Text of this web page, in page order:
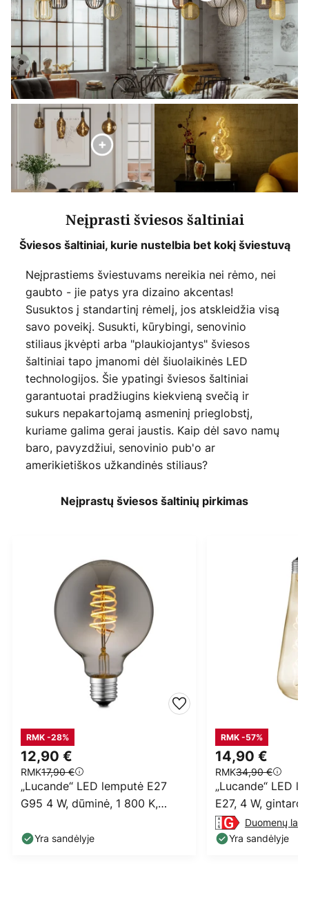
Neįprasti šviesos šaltiniai
Šviesos šaltiniai, kurie nustelbia bet kokį šviestuvą
Neįprastiems šviestuvams nereikia nei rėmo, nei
gaubto - jie patys yra dizaino akcentas!
Susuktos į standartinį rėmelį, jos atskleidžia visą
savo poveikį. Susukti, kūrybingi, senovinio
stiliaus įkvėpti arba "plaukiojantys" šviesos
šaltiniai tapo įmanomi dėl šiuolaikinės LED
technologijos. Šie ypatingi šviesos šaltiniai
garantuotai pradžiugins kiekvieną svečią ir
sukurs nepakartojamą asmeninį prieglobstį,
kuriame galima gerai jaustis. Kaip dėl savo namų
baro, pavyzdžiui, senovinio pub'o ar
amerikietiškos užkandinės stiliaus?
Neįprastų šviesos šaltinių pirkimas
12,90 €
RMK17,90 €
RMK -28%
„Lucande“ LED lemputė E27
G95 4 W, dūminė, 1 800 K,
Yra sandėlyje
14,90 €
RMK34,90 €
RMK -57%
„Lucande“ LED
E27, 4 W, gintaro
skersmuo 9 cm,
Duomenų
Yra sandėlyje